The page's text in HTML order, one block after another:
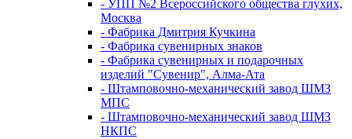
- УПП №2 Всероссийского общества глухих,
Москва
- Фабрика Дмитрия Кучкина
- Фабрика сувенирных знаков
- Фабрика сувенирных и подарочных
изделий "Сувенир", Алма-Ата
- Штамповочно-механический завод ШМЗ
МПС
- Штамповочно-механический завод ШМЗ
НКПС